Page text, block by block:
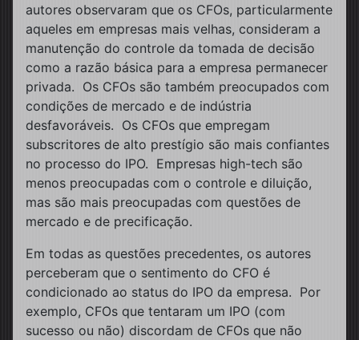
autores observaram que os CFOs, particularmente
aqueles em empresas mais velhas, consideram a
manutenção do controle da tomada de decisão
como a razão básica para a empresa permanecer
privada. Os CFOs são também preocupados com
condições de mercado e de indústria
desfavoráveis. Os CFOs que empregam
subscritores de alto prestígio são mais confiantes
no processo do IPO. Empresas high-tech são
menos preocupadas com o controle e diluição,
mas são mais preocupadas com questões de
mercado e de precificação.
Em todas as questões precedentes, os autores
perceberam que o sentimento do CFO é
condicionado ao status do IPO da empresa. Por
exemplo, CFOs que tentaram um IPO (com
sucesso ou não) discordam de CFOs que não